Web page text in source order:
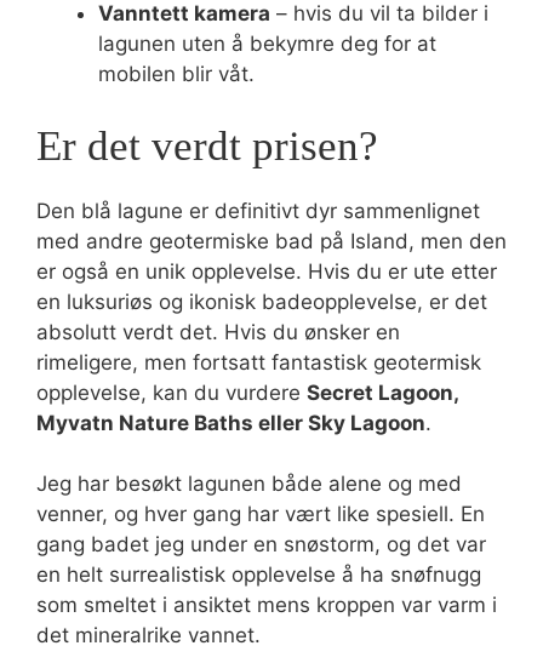
Vanntett kamera – hvis du vil ta bilder i
lagunen uten å bekymre deg for at
mobilen blir våt.
Er det verdt prisen?
Den blå lagune er definitivt dyr sammenlignet
med andre geotermiske bad på Island, men den
er også en unik opplevelse. Hvis du er ute etter
en luksuriøs og ikonisk badeopplevelse, er det
absolutt verdt det. Hvis du ønsker en
rimeligere, men fortsatt fantastisk geotermisk
opplevelse, kan du vurdere Secret Lagoon,
Myvatn Nature Baths eller Sky Lagoon.
Jeg har besøkt lagunen både alene og med
venner, og hver gang har vært like spesiell. En
gang badet jeg under en snøstorm, og det var
en helt surrealistisk opplevelse å ha snøfnugg
som smeltet i ansiktet mens kroppen var varm i
det mineralrike vannet.